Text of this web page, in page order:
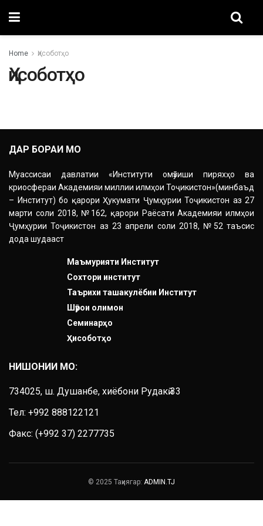
Home Ҳисоботҳо
Ҳисоботҳо
ДАР БОРАИ МО
Муассисаи давлатии «Институти омӯзиши пиряхҳо ва
криосфераи Академияи миллии илмҳои Тоҷикистон»(минбаъд
– Институт) бо қарори Ҳукумати Ҷумҳурии Тоҷикистон аз 27
марти соли 2018, №162, қарори Раёсати Академияи илмҳои
Ҷумҳурии Тоҷикистон аз 23 апрели соли 2018, №52 таъсис
дода шудааст
Маъмурияти Институт
Сохтори институт
Таърихи ташакулёбии Институт
Шӯрои олимон
Семинарҳо
Ҳисоботҳо
НИШОНИИ МО:
734025, ш. Душанбе, хиёбони Рудакӣ 33
Тел: +992 888122121
Факс: (+992 37) 2277735
© 2025 Таҳиягар: ADMIN.TJ